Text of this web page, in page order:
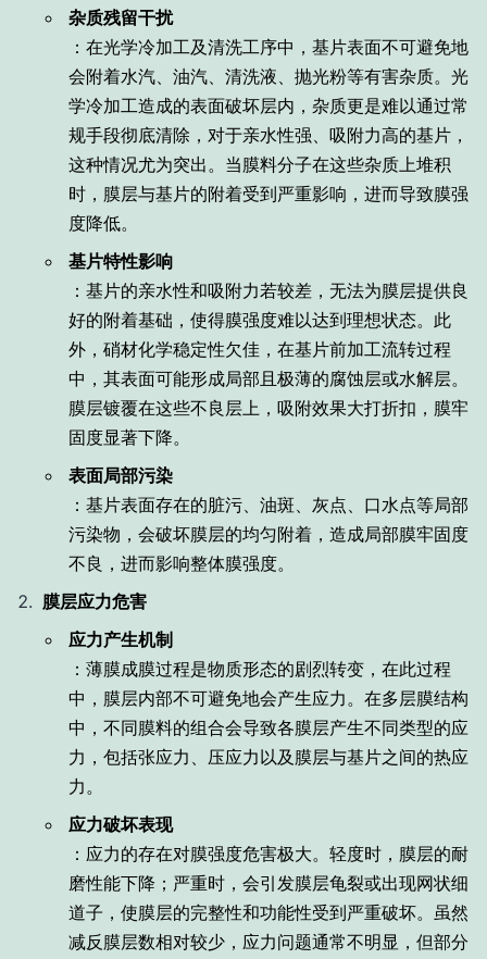
杂质残留干扰
：在光学冷加工及清洗工序中，基片表面不可避免地
会附着水汽、油汽、清洗液、抛光粉等有害杂质。光
学冷加工造成的表面破坏层内，杂质更是难以通过常
规手段彻底清除，对于亲水性强、吸附力高的基片，
这种情况尤为突出。当膜料分子在这些杂质上堆积
时，膜层与基片的附着受到严重影响，进而导致膜强
度降低。
基片特性影响
：基片的亲水性和吸附力若较差，无法为膜层提供良
好的附着基础，使得膜强度难以达到理想状态。此
外，硝材化学稳定性欠佳，在基片前加工流转过程
中，其表面可能形成局部且极薄的腐蚀层或水解层。
膜层镀覆在这些不良层上，吸附效果大打折扣，膜牢
固度显著下降。
表面局部污染
：基片表面存在的脏污、油斑、灰点、口水点等局部
污染物，会破坏膜层的均匀附着，造成局部膜牢固度
不良，进而影响整体膜强度。
膜层应力危害
应力产生机制
：薄膜成膜过程是物质形态的剧烈转变，在此过程
中，膜层内部不可避免地会产生应力。在多层膜结构
中，不同膜料的组合会导致各膜层产生不同类型的应
力，包括张应力、压应力以及膜层与基片之间的热应
力。
应力破坏表现
：应力的存在对膜强度危害极大。轻度时，膜层的耐
磨性能下降；严重时，会引发膜层龟裂或出现网状细
道子，使膜层的完整性和功能性受到严重破坏。虽然
减反膜层数相对较少，应力问题通常不明显，但部分